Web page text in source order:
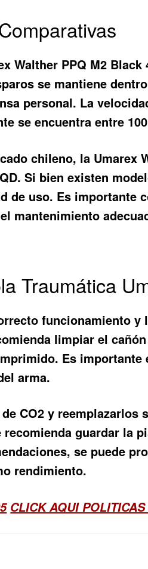
Walther PPQ M2
se mantiene
personal. La
se encuentra entre
chileno, la Umarex
Si bien existen
uso. Es importante
mantenimiento
Traumática
funcionamiento
limpiar el
Es
arma.
CO2 y reemplazarlos
guardar la
se puede
rendimiento.
CLICK AQUI